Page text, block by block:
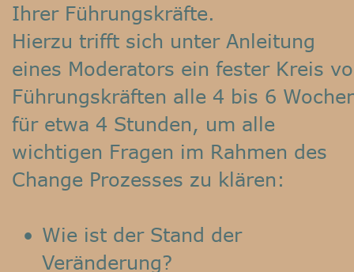
Ihrer Führungskräfte.
Hierzu trifft sich unter Anleitung
eines Moderators ein fester Kreis
Führungskräften alle 4 bis 6
für etwa 4 Stunden, um alle
wichtigen Fragen im Rahmen des
Change Prozesses zu klären:
• Wie ist der Stand der
Veränderung?